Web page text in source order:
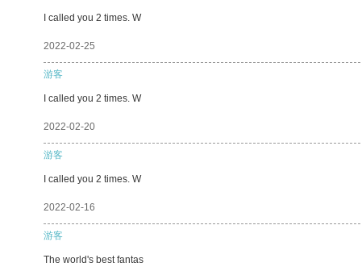
I called you 2 times. W
2022-02-25
游客
I called you 2 times. W
2022-02-20
游客
I called you 2 times. W
2022-02-16
游客
The world's best fantas